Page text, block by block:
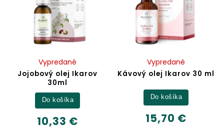
Jojobový olej Ikarov
30ml
Vypredané
10,33 €
Do košíka
Kávový olej Ikarov 30 ml
Vypredané
15,70 €
Do košíka